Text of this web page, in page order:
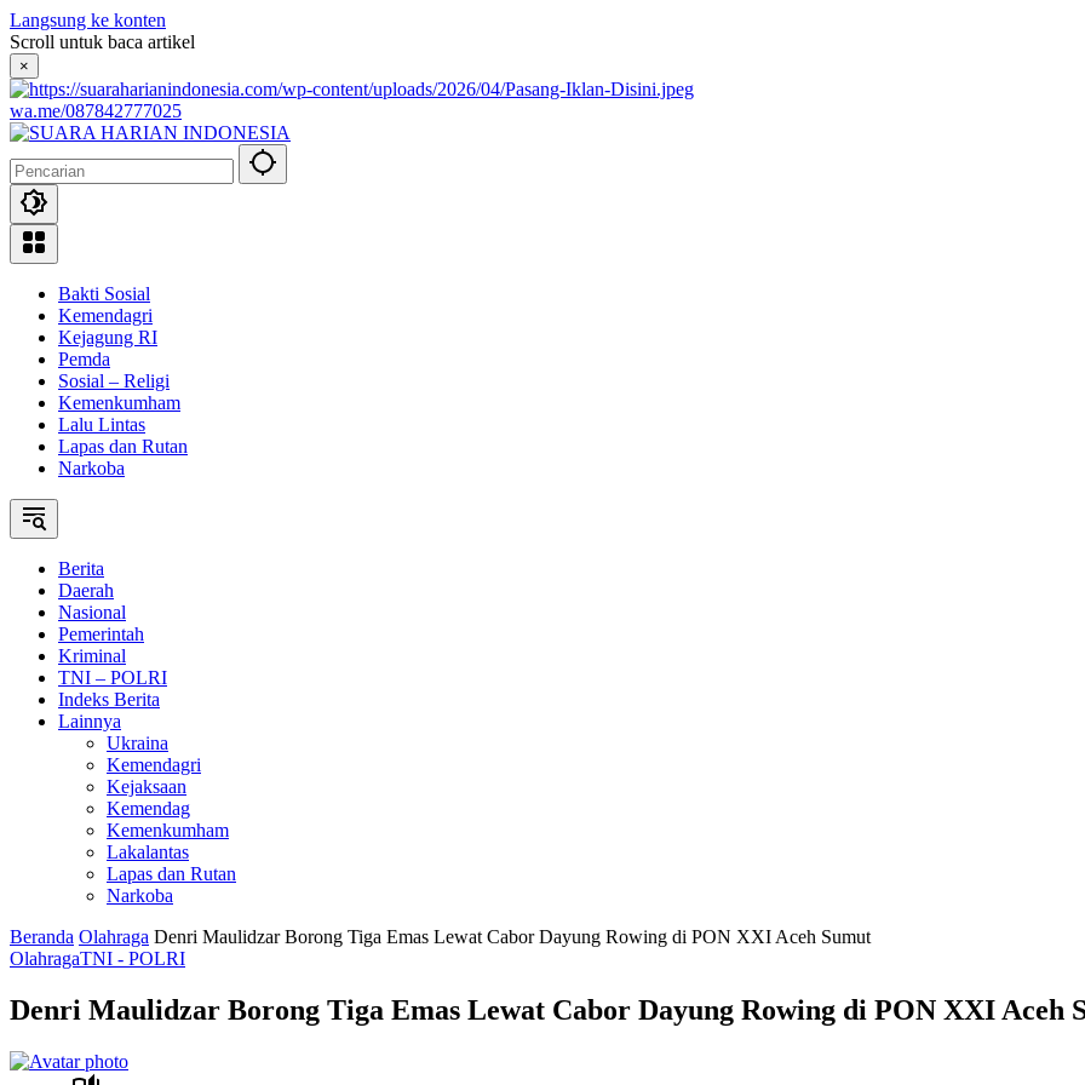
Langsung ke konten
Scroll untuk baca artikel
×
wa.me/087842777025
Bakti Sosial
Kemendagri
Kejagung RI
Pemda
Sosial – Religi
Kemenkumham
Lalu Lintas
Lapas dan Rutan
Narkoba
Berita
Daerah
Nasional
Pemerintah
Kriminal
TNI – POLRI
Indeks Berita
Lainnya
Ukraina
Kemendagri
Kejaksaan
Kemendag
Kemenkumham
Lakalantas
Lapas dan Rutan
Narkoba
Beranda Olahraga Denri Maulidzar Borong Tiga Emas Lewat Cabor Dayung Rowing di PON XXI Aceh Sumut
OlahragaTNI - POLRI
Denri Maulidzar Borong Tiga Emas Lewat Cabor Dayung Rowing di PON XXI Aceh